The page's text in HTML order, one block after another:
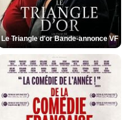
Le Triangle d'or Bande-annonce VF